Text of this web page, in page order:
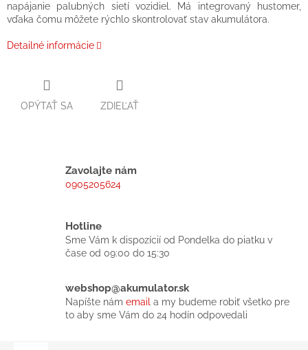
napájanie palubných sietí vozidiel. Má integrovaný hustomer,
vďaka čomu môžete rýchlo skontrolovať stav akumulátora.
Detailné informácie
OPÝTAŤ SA ZDIEĽAŤ
Zavolajte nám
0905205624
Hotline
Sme Vám k dispozícií od Pondelka do piatku v
čase od 09:00 do 15:30
webshop@akumulator.sk
Napíšte nám email a my budeme robiť všetko pre
to aby sme Vám do 24 hodín odpovedali